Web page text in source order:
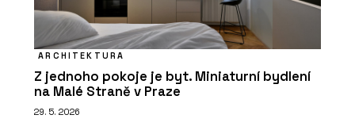
ARCHITEKTURA
Z jednoho pokoje je byt. Miniaturní bydlení
na Malé Straně v Praze
29. 5. 2026